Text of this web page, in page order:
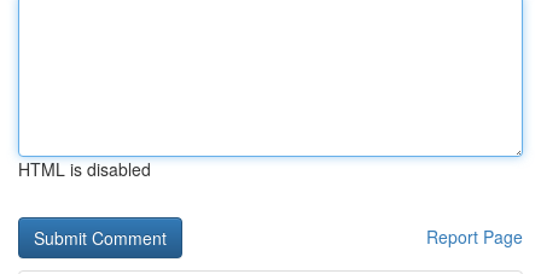
HTML is disabled
Report Page